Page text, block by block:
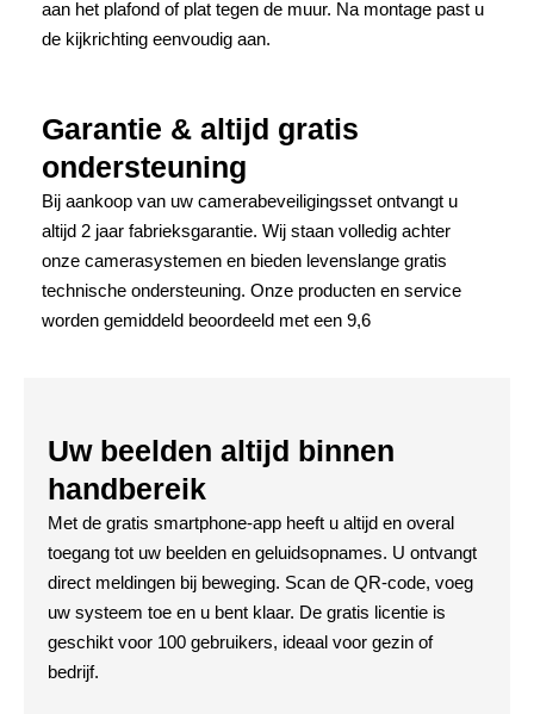
aan het plafond of plat tegen de muur. Na montage past u
de kijkrichting eenvoudig aan.
Garantie & altijd gratis
ondersteuning
Bij aankoop van uw camerabeveiligingsset ontvangt u
altijd 2 jaar fabrieksgarantie. Wij staan volledig achter
onze camerasystemen en bieden levenslange gratis
technische ondersteuning. Onze producten en service
worden gemiddeld beoordeeld met een 9,6
Uw beelden altijd binnen
handbereik
Met de gratis smartphone-app heeft u altijd en overal
toegang tot uw beelden en geluidsopnames. U ontvangt
direct meldingen bij beweging. Scan de QR-code, voeg
uw systeem toe en u bent klaar. De gratis licentie is
geschikt voor 100 gebruikers, ideaal voor gezin of
bedrijf.